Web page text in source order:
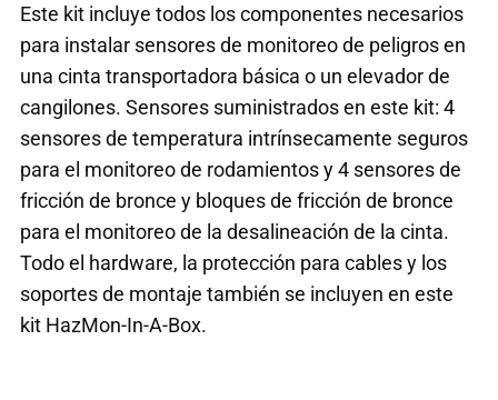
Este kit incluye todos los componentes necesarios
para instalar sensores de monitoreo de peligros en
una cinta transportadora básica o un elevador de
cangilones. Sensores suministrados en este kit: 4
sensores de temperatura intrínsecamente seguros
para el monitoreo de rodamientos y 4 sensores de
fricción de bronce y bloques de fricción de bronce
para el monitoreo de la desalineación de la cinta.
Todo el hardware, la protección para cables y los
soportes de montaje también se incluyen en este
kit HazMon-In-A-Box.